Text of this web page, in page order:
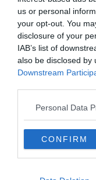
us or personal
your opt-out. You
disclosure of your
IAB’s list of
also be disclosed by
Downstream
Personal Data
CONFIRM
Voici l’une des
dans les Gorges de
Noble-Val à
accessible aux
faible. À Féneyrols,
l’Aveyron pour
La route vous mène
village à visiter.